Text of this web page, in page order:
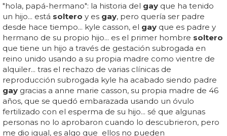
"hola, papá-hermano": la historia del gay que ha tenido
un hijo... está soltero y es gay, pero quería ser padre
desde hace tiempo... kyle casson, el gay que es padre y
hermano de su propio hijo... es el primer hombre soltero
que tiene un hijo a través de gestación subrogada en
reino unido usando a su propia madre como vientre de
alquiler... tras el rechazo de varias clínicas de
reproducción subrogada kyle ha acabado siendo padre
gay gracias a anne marie casson, su propia madre de 46
años, que se quedó embarazada usando un óvulo
fertilizado con el esperma de su hijo... sé que algunas
personas no lo aprobaron cuando lo descubrieron, pero
me dio igual, es algo que ellos no pueden